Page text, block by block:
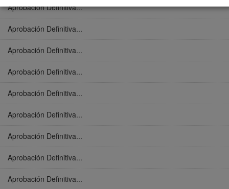
Aprobación Definitiva...
Aprobación Definitiva...
Aprobación Definitiva...
Aprobación Definitiva...
Aprobación Definitiva...
Aprobación Definitiva...
Aprobación Definitiva...
Aprobación Definitiva...
Aprobación Definitiva...